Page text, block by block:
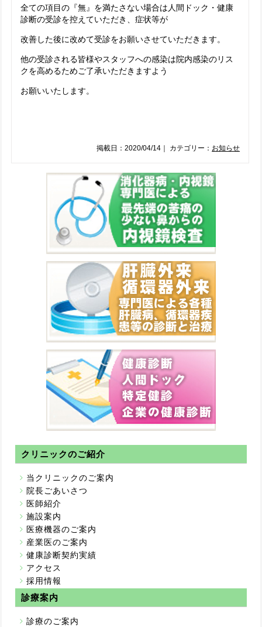
全ての項目の『無』を満たさない場合は人間ドック・健康
診断の受診を控えていただき、症状等が
改善した後に改めて受診をお願いさせていただきます。
他の受診される皆様やスタッフへの感染は院内感染のリス
クを高めるためご了承いただきますよう
お願いいたします。
掲載日：2020/04/14｜ カテゴリー： お知らせ
クリニックのご紹介
当クリニックのご案内
院長ごあいさつ
医師紹介
施設案内
医療機器のご案内
産業医のご案内
健康診断契約実績
アクセス
採用情報
診療案内
診療のご案内